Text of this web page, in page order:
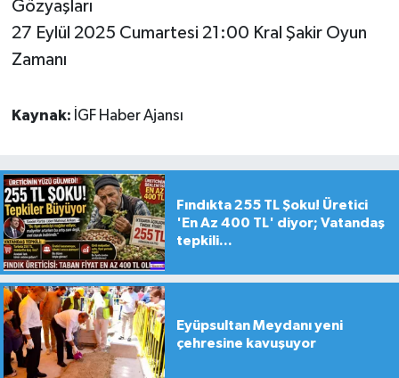
Gözyaşları
27 Eylül 2025 Cumartesi 21:00 Kral Şakir Oyun
Zamanı
Kaynak: İGF Haber Ajansı
Fındıkta 255 TL Şoku! Üretici
'En Az 400 TL' diyor; Vatandaş
tepkili...
Eyüpsultan Meydanı yeni
çehresine kavuşuyor